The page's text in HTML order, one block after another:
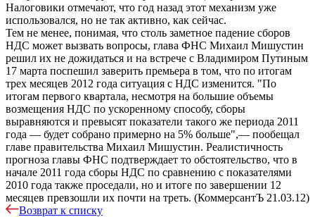
Налоговики отмечают, что год назад этот механизм уже
использовался, но не так активно, как сейчас.
Тем не менее, понимая, что столь заметное падение сборов
НДС может вызвать вопросы, глава ФНС Михаил Мишустин
решил их не дожидаться и на встрече с Владимиром Путиным
17 марта поспешил заверить премьера в том, что по итогам
трех месяцев 2012 года ситуация с НДС изменится. "По
итогам первого квартала, несмотря на большие объемы
возмещения НДС по ускоренному способу, сборы
выравняются и превысят показатели такого же периода 2011
года — будет собрано примерно на 5% больше",— пообещал
главе правительства Михаил Мишустин. Реалистичность
прогноза главы ФНС подтверждает то обстоятельство, что в
начале 2011 года сборы НДС по сравнению с показателями
2010 года также проседали, но и итоге по завершении 12
месяцев превзошли их почти на треть. (КоммерсантЪ 21.03.12)
Возврат к списку